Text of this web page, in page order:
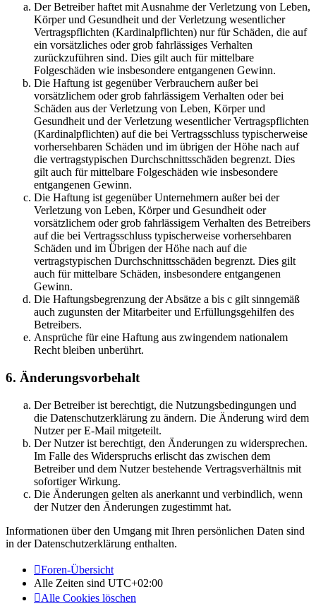
Der Betreiber haftet mit Ausnahme der Verletzung von Leben,
Körper und Gesundheit und der Verletzung wesentlicher
Vertragspflichten (Kardinalpflichten) nur für Schäden, die auf
ein vorsätzliches oder grob fahrlässiges Verhalten
zurückzuführen sind. Dies gilt auch für mittelbare
Folgeschäden wie insbesondere entgangenen Gewinn.
Die Haftung ist gegenüber Verbrauchern außer bei
vorsätzlichem oder grob fahrlässigem Verhalten oder bei
Schäden aus der Verletzung von Leben, Körper und
Gesundheit und der Verletzung wesentlicher Vertragspflichten
(Kardinalpflichten) auf die bei Vertragsschluss typischerweise
vorhersehbaren Schäden und im übrigen der Höhe nach auf
die vertragstypischen Durchschnittsschäden begrenzt. Dies
gilt auch für mittelbare Folgeschäden wie insbesondere
entgangenen Gewinn.
Die Haftung ist gegenüber Unternehmern außer bei der
Verletzung von Leben, Körper und Gesundheit oder
vorsätzlichem oder grob fahrlässigem Verhalten des Betreibers
auf die bei Vertragsschluss typischerweise vorhersehbaren
Schäden und im Übrigen der Höhe nach auf die
vertragstypischen Durchschnittsschäden begrenzt. Dies gilt
auch für mittelbare Schäden, insbesondere entgangenen
Gewinn.
Die Haftungsbegrenzung der Absätze a bis c gilt sinngemäß
auch zugunsten der Mitarbeiter und Erfüllungsgehilfen des
Betreibers.
Ansprüche für eine Haftung aus zwingendem nationalem
Recht bleiben unberührt.
6. Änderungsvorbehalt
Der Betreiber ist berechtigt, die Nutzungsbedingungen und
die Datenschutzerklärung zu ändern. Die Änderung wird dem
Nutzer per E-Mail mitgeteilt.
Der Nutzer ist berechtigt, den Änderungen zu widersprechen.
Im Falle des Widerspruchs erlischt das zwischen dem
Betreiber und dem Nutzer bestehende Vertragsverhältnis mit
sofortiger Wirkung.
Die Änderungen gelten als anerkannt und verbindlich, wenn
der Nutzer den Änderungen zugestimmt hat.
Informationen über den Umgang mit Ihren persönlichen Daten sind
in der Datenschutzerklärung enthalten.
Foren-Übersicht
Alle Zeiten sind UTC+02:00
Alle Cookies löschen